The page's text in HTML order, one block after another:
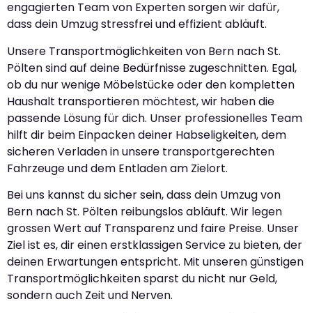
engagierten Team von Experten sorgen wir dafür,
dass dein Umzug stressfrei und effizient abläuft.
Unsere Transportmöglichkeiten von Bern nach St.
Pölten sind auf deine Bedürfnisse zugeschnitten. Egal,
ob du nur wenige Möbelstücke oder den kompletten
Haushalt transportieren möchtest, wir haben die
passende Lösung für dich. Unser professionelles Team
hilft dir beim Einpacken deiner Habseligkeiten, dem
sicheren Verladen in unsere transportgerechten
Fahrzeuge und dem Entladen am Zielort.
Bei uns kannst du sicher sein, dass dein Umzug von
Bern nach St. Pölten reibungslos abläuft. Wir legen
grossen Wert auf Transparenz und faire Preise. Unser
Ziel ist es, dir einen erstklassigen Service zu bieten, der
deinen Erwartungen entspricht. Mit unseren günstigen
Transportmöglichkeiten sparst du nicht nur Geld,
sondern auch Zeit und Nerven.